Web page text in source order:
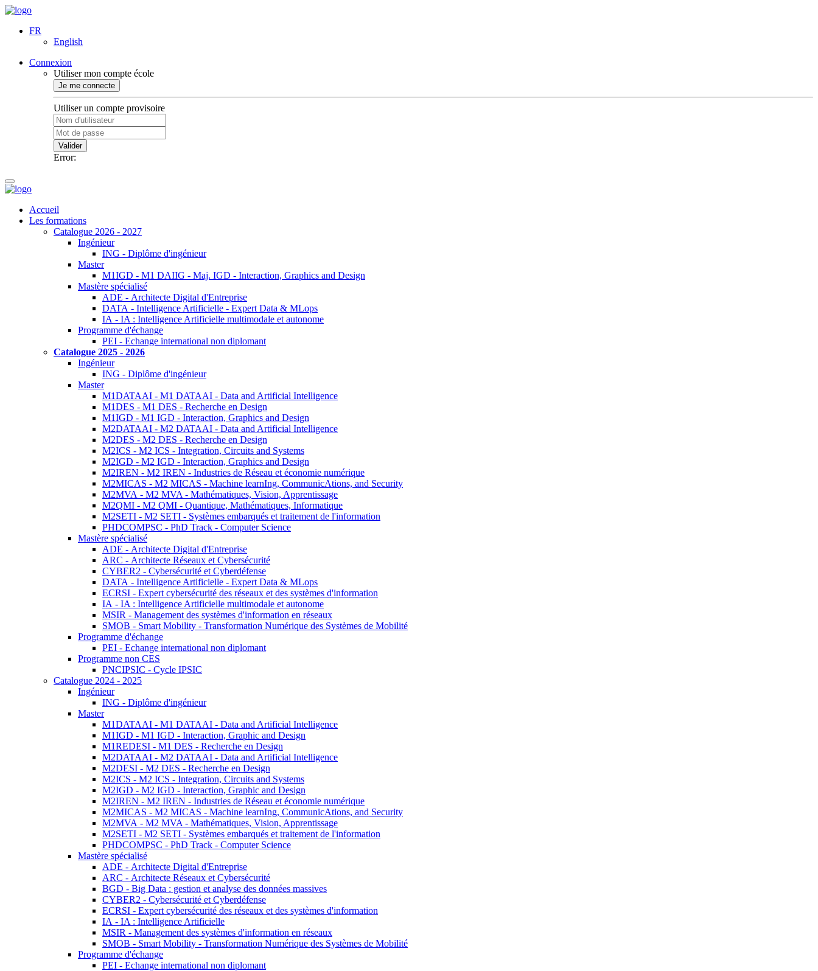
FR
English
Connexion
Utiliser mon compte école
Je me connecte
Utiliser un compte provisoire
Valider
Error:
Accueil
Les formations
Catalogue 2026 - 2027
Ingénieur
ING - Diplôme d'ingénieur
Master
M1IGD - M1 DAIIG - Maj. IGD - Interaction, Graphics and Design
Mastère spécialisé
ADE - Architecte Digital d'Entreprise
DATA - Intelligence Artificielle - Expert Data & MLops
IA - IA : Intelligence Artificielle multimodale et autonome
Programme d'échange
PEI - Echange international non diplomant
Catalogue 2025 - 2026
Ingénieur
ING - Diplôme d'ingénieur
Master
M1DATAAI - M1 DATAAI - Data and Artificial Intelligence
M1DES - M1 DES - Recherche en Design
M1IGD - M1 IGD - Interaction, Graphics and Design
M2DATAAI - M2 DATAAI - Data and Artificial Intelligence
M2DES - M2 DES - Recherche en Design
M2ICS - M2 ICS - Integration, Circuits and Systems
M2IGD - M2 IGD - Interaction, Graphics and Design
M2IREN - M2 IREN - Industries de Réseau et économie numérique
M2MICAS - M2 MICAS - Machine learnIng, CommunicAtions, and Security
M2MVA - M2 MVA - Mathématiques, Vision, Apprentissage
M2QMI - M2 QMI - Quantique, Mathématiques, Informatique
M2SETI - M2 SETI - Systèmes embarqués et traitement de l'information
PHDCOMPSC - PhD Track - Computer Science
Mastère spécialisé
ADE - Architecte Digital d'Entreprise
ARC - Architecte Réseaux et Cybersécurité
CYBER2 - Cybersécurité et Cyberdéfense
DATA - Intelligence Artificielle - Expert Data & MLops
ECRSI - Expert cybersécurité des réseaux et des systèmes d'information
IA - IA : Intelligence Artificielle multimodale et autonome
MSIR - Management des systèmes d'information en réseaux
SMOB - Smart Mobility - Transformation Numérique des Systèmes de Mobilité
Programme d'échange
PEI - Echange international non diplomant
Programme non CES
PNCIPSIC - Cycle IPSIC
Catalogue 2024 - 2025
Ingénieur
ING - Diplôme d'ingénieur
Master
M1DATAAI - M1 DATAAI - Data and Artificial Intelligence
M1IGD - M1 IGD - Interaction, Graphic and Design
M1REDESI - M1 DES - Recherche en Design
M2DATAAI - M2 DATAAI - Data and Artificial Intelligence
M2DESI - M2 DES - Recherche en Design
M2ICS - M2 ICS - Integration, Circuits and Systems
M2IGD - M2 IGD - Interaction, Graphic and Design
M2IREN - M2 IREN - Industries de Réseau et économie numérique
M2MICAS - M2 MICAS - Machine learnIng, CommunicAtions, and Security
M2MVA - M2 MVA - Mathématiques, Vision, Apprentissage
M2SETI - M2 SETI - Systèmes embarqués et traitement de l'information
PHDCOMPSC - PhD Track - Computer Science
Mastère spécialisé
ADE - Architecte Digital d'Entreprise
ARC - Architecte Réseaux et Cybersécurité
BGD - Big Data : gestion et analyse des données massives
CYBER2 - Cybersécurité et Cyberdéfense
ECRSI - Expert cybersécurité des réseaux et des systèmes d'information
IA - IA : Intelligence Artificielle
MSIR - Management des systèmes d'information en réseaux
SMOB - Smart Mobility - Transformation Numérique des Systèmes de Mobilité
Programme d'échange
PEI - Echange international non diplomant